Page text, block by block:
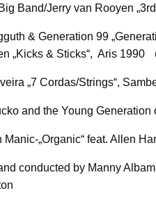
Band/Jerry van Rooyen
& Generation 99
„Kicks & Sticks“, Aris 1990
„7 Cordas/Strings“,
and the Young Generation
Manic-„Organic“ feat. Allen
conducted by Manny Albam